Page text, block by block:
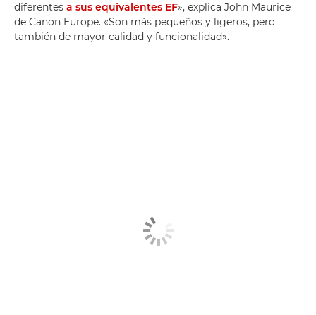
diferentes a sus equivalentes EF», explica John Maurice
de Canon Europe. «Son más pequeños y ligeros, pero
también de mayor calidad y funcionalidad».